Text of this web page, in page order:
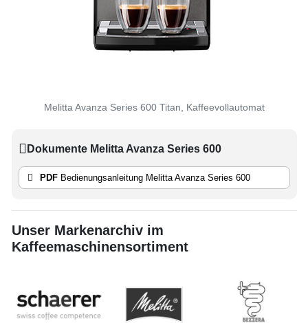
Melitta Avanza Series 600 Titan, Kaffeevollautomat
Dokumente Melitta Avanza Series 600
PDF Bedienungsanleitung Melitta Avanza Series 600
Unser Markenarchiv im
Kaffeemaschinensortiment